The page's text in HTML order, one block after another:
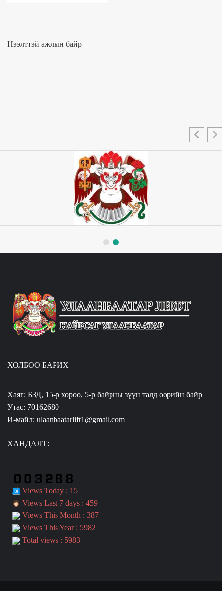
Нээлттэй ажлын байр
ХОЛБОО БАРИХ
Хаяг: БЗД, 15-р хороо, 5-р байрны зүүн талд өөрийн байр
Утас: 70162680
И-майл: ulaanbaatarlift1@gmail.com
ХАНДАЛТ:
Views Today : 15
Views Last 7 days : 459
Views This Month : 387
Views This Year : 5982
Total views : 5983